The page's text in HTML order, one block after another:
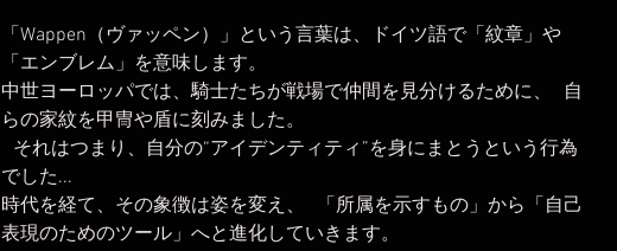
「Wappen（ヴァッペン）」という言葉は、ドイツ語で「紋章」や
「エンブレム」を意味します。
中世ヨーロッパでは、騎士たちが戦場で仲間を見分けるために、 自
らの家紋を甲冑や盾に刻みました。
それはつまり、自分の“アイデンティティ”を身にまとうという行為
でした...
時代を経て、その象徴は姿を変え、 「所属を示すもの」から「自己
表現のためのツール」へと進化していきます。